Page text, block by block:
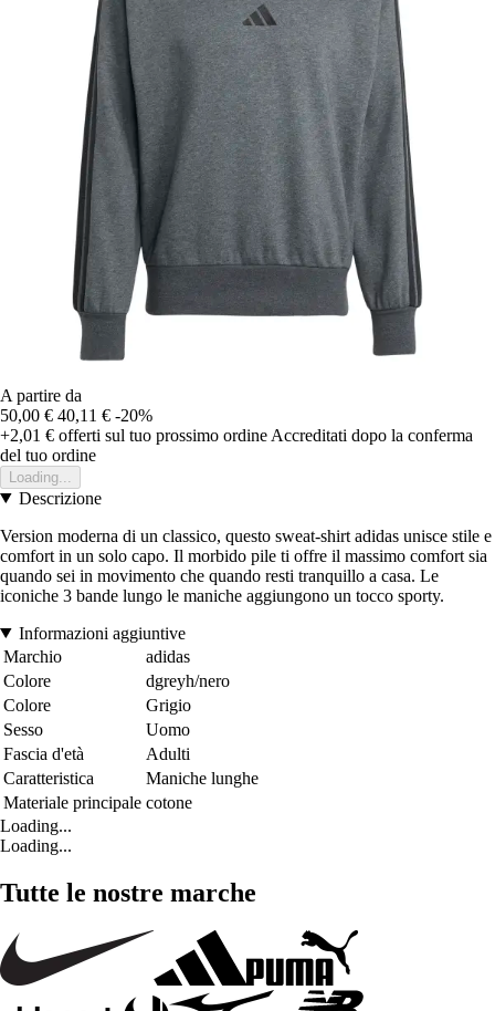
A partire da
50,00 € 40,11 € -20%
+2,01 € offerti sul tuo prossimo ordine Accreditati dopo la conferma
del tuo ordine
Loading...
Descrizione
Version moderna di un classico, questo sweat-shirt adidas unisce stile e
comfort in un solo capo. Il morbido pile ti offre il massimo comfort sia
quando sei in movimento che quando resti tranquillo a casa. Le
iconiche 3 bande lungo le maniche aggiungono un tocco sporty.
Informazioni aggiuntive
Marchio
adidas
Colore
dgreyh/nero
Colore
Grigio
Sesso
Uomo
Fascia d'età
Adulti
Caratteristica
Maniche lunghe
Materiale principale cotone
Loading...
Loading...
Tutte le nostre marche